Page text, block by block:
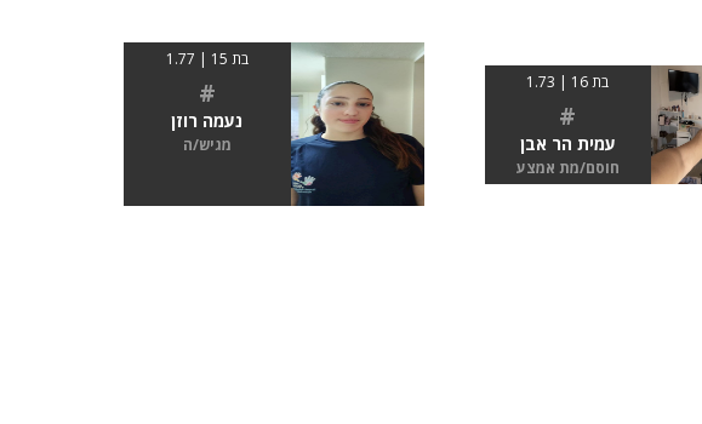
בת 16 | 1.73
#
עמית הר אבן
חוסם/מת אמצע
בת 15 | 1.77
#
נעמה רוזן
מגיש/ה